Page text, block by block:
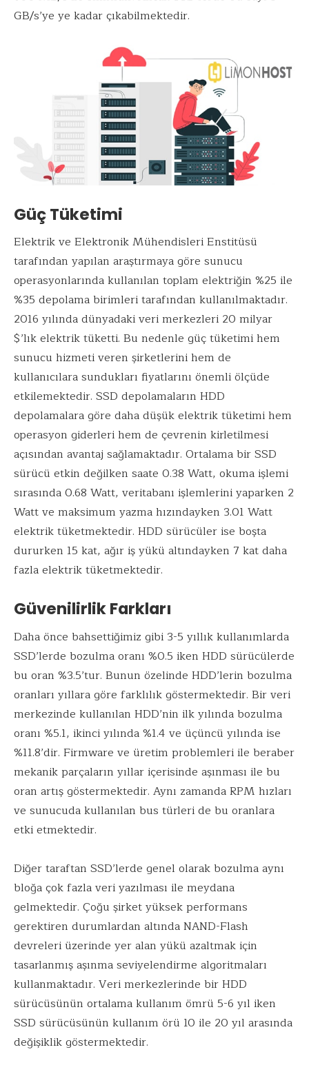
GB/s’ye ye kadar çıkabilmektedir.
Güç Tüketimi
Elektrik ve Elektronik Mühendisleri Enstitüsü
tarafından yapılan araştırmaya göre sunucu
operasyonlarında kullanılan toplam elektriğin %25 ile
%35 depolama birimleri tarafından kullanılmaktadır.
2016 yılında dünyadaki veri merkezleri 20 milyar
$’lık elektrik tüketti. Bu nedenle güç tüketimi hem
sunucu hizmeti veren şirketlerini hem de
kullanıcılara sundukları fiyatlarını önemli ölçüde
etkilemektedir. SSD depolamaların HDD
depolamalara göre daha düşük elektrik tüketimi hem
operasyon giderleri hem de çevrenin kirletilmesi
açısından avantaj sağlamaktadır. Ortalama bir SSD
sürücü etkin değilken saate 0.38 Watt, okuma işlemi
sırasında 0.68 Watt, veritabanı işlemlerini yaparken 2
Watt ve maksimum yazma hızındayken 3.01 Watt
elektrik tüketmektedir. HDD sürücüler ise boşta
dururken 15 kat, ağır iş yükü altındayken 7 kat daha
fazla elektrik tüketmektedir.
Güvenilirlik Farkları
Daha önce bahsettiğimiz gibi 3-5 yıllık kullanımlarda
SSD’lerde bozulma oranı %0.5 iken HDD sürücülerde
bu oran %3.5’tur. Bunun özelinde HDD’lerin bozulma
oranları yıllara göre farklılık göstermektedir. Bir veri
merkezinde kullanılan HDD’nin ilk yılında bozulma
oranı %5.1, ikinci yılında %1.4 ve üçüncü yılında ise
%11.8’dir. Firmware ve üretim problemleri ile beraber
mekanik parçaların yıllar içerisinde aşınması ile bu
oran artış göstermektedir. Aynı zamanda RPM hızları
ve sunucuda kullanılan bus türleri de bu oranlara
etki etmektedir.
Diğer taraftan SSD’lerde genel olarak bozulma aynı
bloğa çok fazla veri yazılması ile meydana
gelmektedir. Çoğu şirket yüksek performans
gerektiren durumlardan altında NAND-Flash
devreleri üzerinde yer alan yükü azaltmak için
tasarlanmış aşınma seviyelendirme algoritmaları
kullanmaktadır. Veri merkezlerinde bir HDD
sürücüsünün ortalama kullanım ömrü 5-6 yıl iken
SSD sürücüsünün kullanım örü 10 ile 20 yıl arasında
değişiklik göstermektedir.